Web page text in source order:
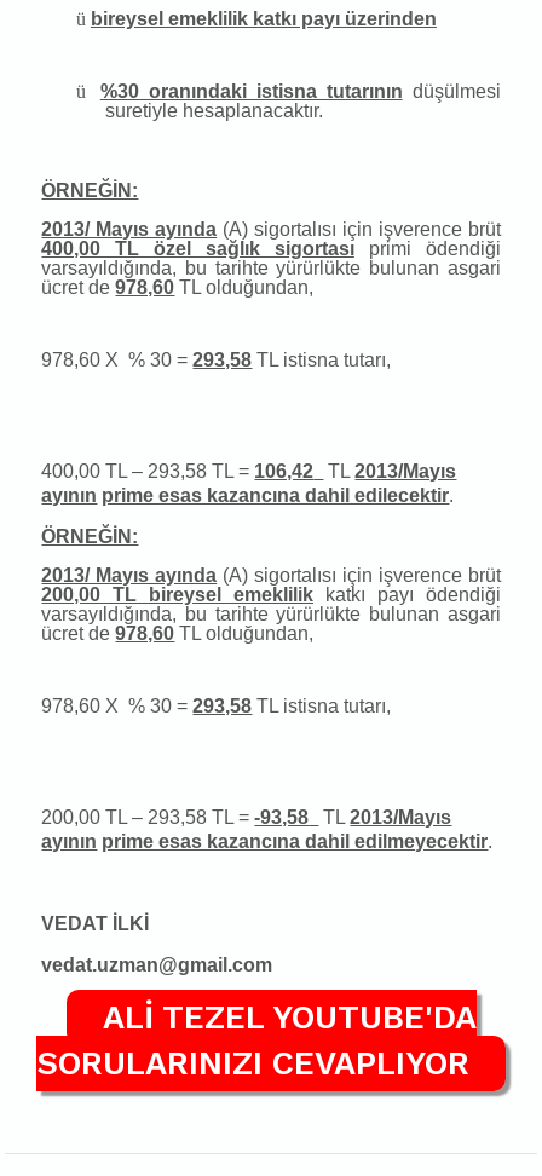
ü bireysel emeklilik katkı payı üzerinden
ü %30 oranındaki istisna tutarının düşülmesi
suretiyle hesaplanacaktır.
ÖRNEĞİN:
2013/ Mayıs ayında (A) sigortalısı için işverence brüt
400,00 TL özel sağlık sigortasıprimi ödendiği
varsayıldığında, bu tarihte yürürlükte bulunan asgari
ücret de978,60 TL olduğundan,
978,60 X % 30 =293,58 TL istisna tutarı,
400,00 TL – 293,58 TL = 106,42 TL2013/Mayıs
ayının prime esas kazancına dahil edilecektir.
ÖRNEĞİN:
2013/ Mayıs ayında (A) sigortalısı için işverence brüt
200,00 TL bireysel emeklilik katkı payı ödendiği
varsayıldığında, bu tarihte yürürlükte bulunan asgari
ücret de978,60 TL olduğundan,
978,60 X % 30 =293,58 TL istisna tutarı,
200,00 TL – 293,58 TL =-93,58 TL2013/Mayıs
ayının prime esas kazancına dahil edilmeyecektir.
VEDAT İLKİ
vedat.uzman@gmail.com
ALİ TEZEL YOUTUBE'DA
SORULARINIZI CEVAPLIYOR